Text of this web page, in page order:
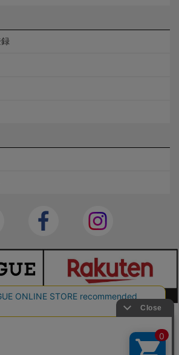
文章・画像等の無断での複製・転載を禁止します。
LEAGUE Rakuten Group, Inc. ALL RIGHTS RE